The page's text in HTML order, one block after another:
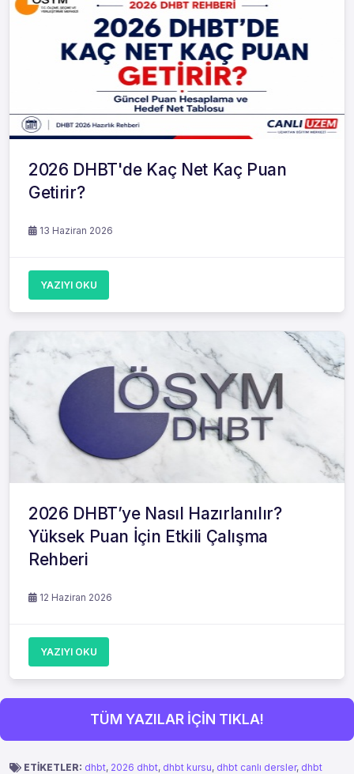
2026 DHBT'de Kaç Net Kaç Puan
Getirir?
13 Haziran 2026
YAZIYI OKU
2026 DHBT’ye Nasıl Hazırlanılır?
Yüksek Puan İçin Etkili Çalışma
Rehberi
12 Haziran 2026
YAZIYI OKU
TÜM YAZILAR İÇİN TIKLA!
ETİKETLER: dhbt, 2026 dhbt, dhbt kursu, dhbt canlı dersler, dhbt